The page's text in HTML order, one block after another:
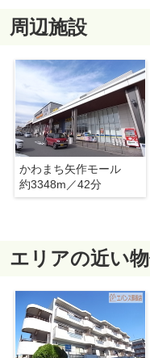
周辺施設
かわまち矢作モール
約3348m／42分
エリアの近い